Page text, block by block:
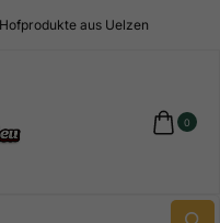
aus Uelzen
0